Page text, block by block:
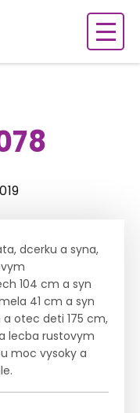
dcerku a syna,
104 cm a syn
41 cm a syn
otec deti 175 cm,
lecba rustovym
moc vysoky a